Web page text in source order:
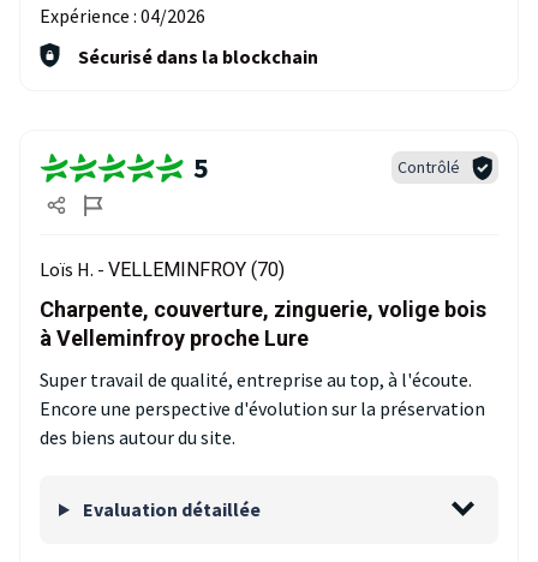
Expérience : 04/2026
Sécurisé dans la blockchain
5 Contrôlé
Loïs H. - VELLEMINFROY (70)
Charpente, couverture, zinguerie, volige bois
à Velleminfroy proche Lure
Super travail de qualité, entreprise au top, à l'écoute.
Encore une perspective d'évolution sur la préservation
des biens autour du site.
Evaluation détaillée